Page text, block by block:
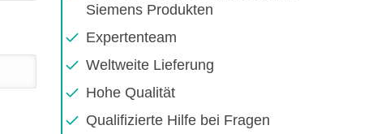
Siemens Produkten
Expertenteam
Weltweite Lieferung
Hohe Qualität
Qualifizierte Hilfe bei Fragen